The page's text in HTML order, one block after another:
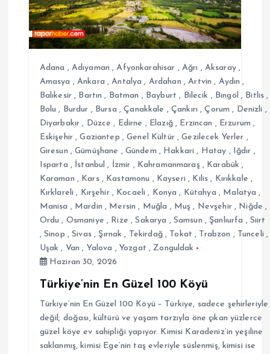
n
m
Adana , Adıyaman ,Afyonkarahisar , Ağrı , Aksaray,
Amasya ,Ankara ,Antalya , Ardahan ,Artvin , Aydın ,
Balıkesir , Bartın , Batman , Bayburt , Bilecik , Bingöl , Bitlis ,
Bolu , Burdur , Bursa ,Çanakkale , Çankırı ,Çorum , Denizli ,
Diyarbakır , Düzce , Edirne , Elazığ, Erzincan , Erzurum ,
Eskişehir ,Gaziantep ,Genel Kültür,Gezilecek Yerler ,
Giresun ,Gümüşhane , Gündem , Hakkari , Hatay , Iğdır ,
Isparta , İstanbul , İzmir , Kahramanmaraş , Karabük ,
Karaman , Kars, Kastamonu , Kayseri , Kilis , Kırıkkale ,
Kırklareli , Kırşehir, Kocaeli , Konya , Kütahya , Malatya ,
Manisa , Mardin , Mersin , Muğla , Muş , Nevşehir, Niğde ,
Ordu , Osmaniye , Rize ,Sakarya , Samsun , Şanlıurfa , Siirt
,Sinop ,Sivas, Şırnak , Tekirdağ, Tokat , Trabzon , Tunceli ,
Uşak , Van , Yalova , Yozgat ,Zonguldak
Haziran 30, 2026
Türkiye’nin En Güzel 100 Köyü
Türkiye’nin En Güzel 100 Köyü – Türkiye, sadece şehirleriyle
değil; doğası, kültürü ve yaşam tarzıyla öne çıkan yüzlerce
güzel köye ev sahipliği yapıyor. Kimisi Karadeniz’in yeşiline
saklanmış, kimisi Ege’nin taş evleriyle süslenmiş, kimisi ise